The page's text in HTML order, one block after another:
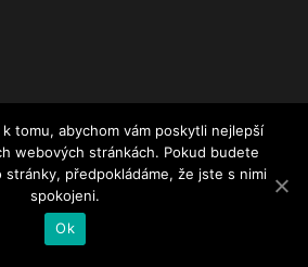
tomu, abychom vám poskytli nejlepší
webových stránkách. Pokud budete
stránky, předpokládáme, že jste s nimi
spokojeni.
Ok